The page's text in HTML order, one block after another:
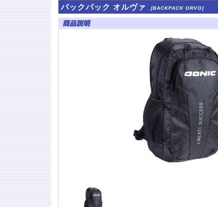
バックパック オルヴァ [BACKPACK ORVO]